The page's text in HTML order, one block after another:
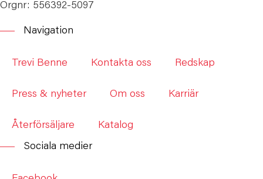
Orgnr: 556392-5097
Navigation
Trevi Benne Kontakta oss Redskap
Press & nyheter Om oss Karriär
Återförsäljare
Katalog
Sociala medier